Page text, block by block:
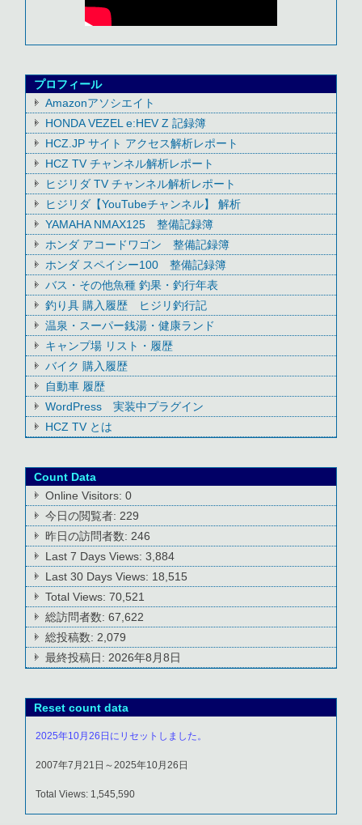
プロフィール
Amazonアソシエイト
HONDA VEZEL e:HEV Z 記録簿
HCZ.JP サイト アクセス解析レポート
HCZ TV チャンネル解析レポート
ヒジリダ TV チャンネル解析レポート
ヒジリダ【YouTubeチャンネル】 解析
YAMAHA NMAX125 整備記録簿
ホンダ アコードワゴン 整備記録簿
ホンダ スペイシー100 整備記録簿
バス・その他魚種 釣果・釣行年表
釣り具 購入履歴 ヒジリ釣行記
温泉・スーパー銭湯・健康ランド
キャンプ場 リスト・履歴
バイク 購入履歴
自動車 履歴
WordPress 実装中プラグイン
HCZ TV とは
Count Data
Online Visitors:0
今日の閲覧者: 229
昨日の訪問者数: 246
Last 7 Days Views:3,884
Last 30 Days Views: 18,515
Total Views:70,521
総訪問者数:67,622
総投稿数: 2,079
最終投稿日: 2026年8月8日
Reset count data
2025年10月26日にリセットしました。
2007年7月21日～2025年10月26日
Total Views: 1,545,590